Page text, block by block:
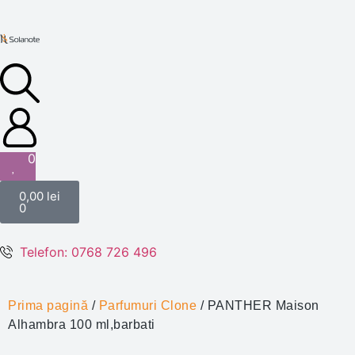
0
0,00 lei
0
Telefon: 0768 726 496
Prima pagină / Parfumuri Clone / PANTHER Maison
Alhambra 100 ml,barbati